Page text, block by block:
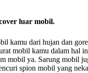
luar mobil.
kamu dari hujan dan
mobil kamu dalam hal
mobil ya. Sarung mobil
spion mobil yang